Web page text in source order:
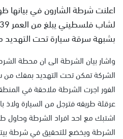
اعلنت شرطة الشارون في بيانها
بشبهة سرقة سيارة تحت التهديد
واشار بيان الشرطة الى ان محطة
الشركة تمكن تحت التهديد بمفك من
الفور اجرت الشرطة ملاحقة في
عرقلة طريقه فترجل من السيارة ولاذ
اشتبك مع احد افراد الشرطة وحاول
الشرطة ويخضع للتحقيق في شرطة